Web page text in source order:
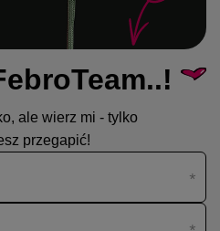
ale wierz mi - tylko
przegapić!